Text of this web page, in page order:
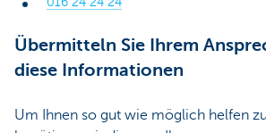
Übermitteln Sie Ihrem
diese Informationen
Um Ihnen so gut wie möglich helfen